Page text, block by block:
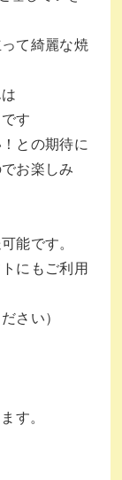
て綺麗な焼
す
との期待に
お楽しみ
能です。
にもご利用
さい）
す。